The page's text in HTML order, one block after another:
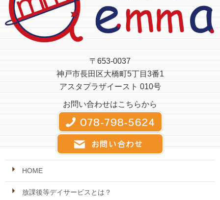
〒653-0037
神戸市長田区大橋町5丁目3番1
アスタプラザイースト 010号
お問い合わせはこちらから
HOME
放課後等デイサービスとは？